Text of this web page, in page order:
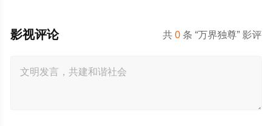
共0 条 “万界独尊” 影评
影视评论